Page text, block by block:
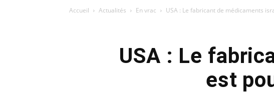
Accueil Actualités En vrac USA : Le fabricant de médicaments
USA : Le
est